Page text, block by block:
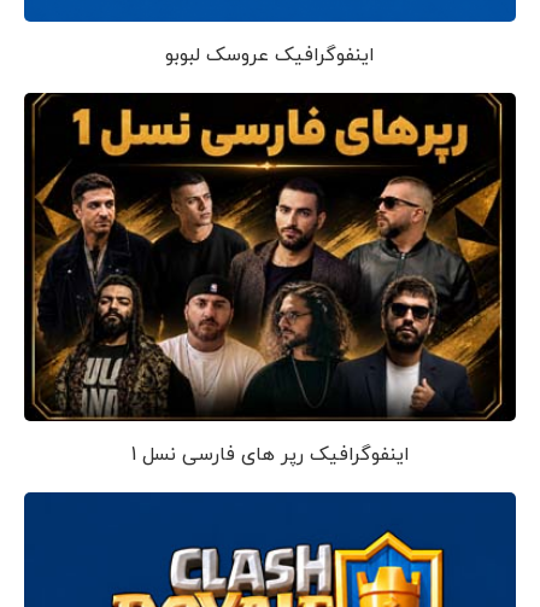
اینفوگرافیک عروسک لبوبو
اینفوگرافیک رپر های فارسی نسل 1